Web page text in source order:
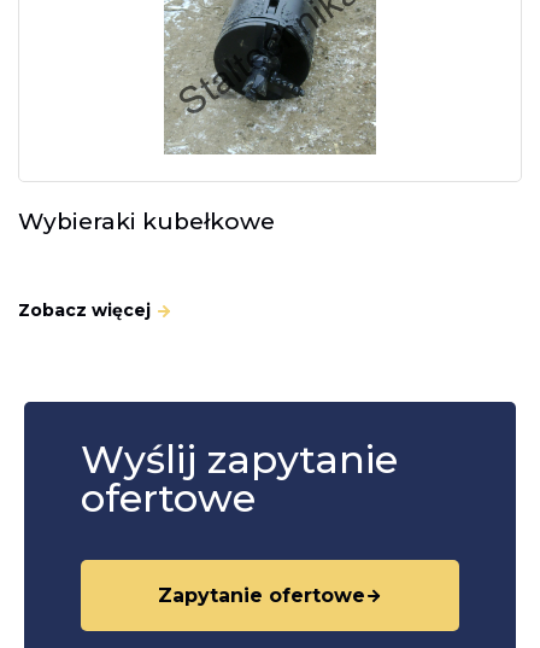
Wybieraki kubełkowe
Zobacz więcej
Wyślij zapytanie
ofertowe
Zapytanie ofertowe